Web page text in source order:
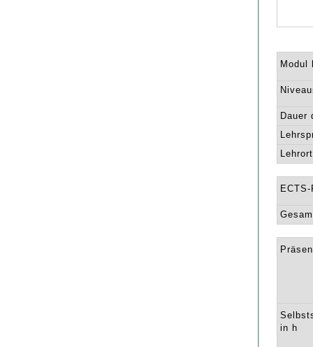
Modul
Dauer
in h